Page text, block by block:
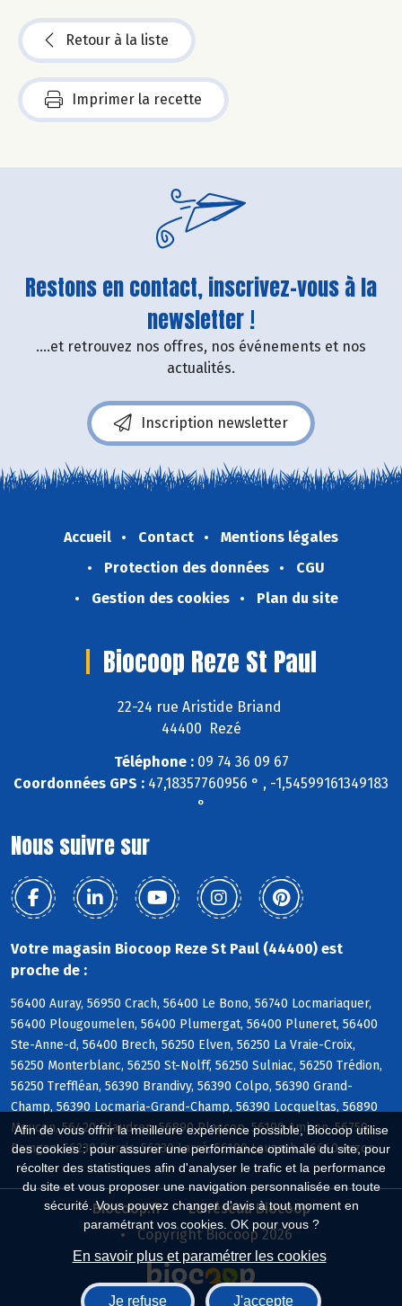
Afin de vous offrir la meilleure expérience possible, Biocoop utilise
des cookies : pour assurer une performance optimale du site, pour
récolter des statistiques afin d'analyser le trafic et la performance
du site et vous proposer une navigation personnalisée en toute
sécurité. Vous pouvez changer d'avis à tout moment en
paramétrant vos cookies. OK pour vous ?
En savoir plus et paramétrer les cookies
Je refuse J'accepte
Retour à la liste
Imprimer la recette
Restons en contact, inscrivez-vous à la
newsletter !
....et retrouvez nos offres, nos événements et nos
actualités.
Inscription newsletter
Accueil Contact
Mentions légales
Protection des données
CGU
Gestion des cookies
Plan du site
Biocoop Reze St Paul
22-24 rue Aristide Briand
44400 Rezé
Téléphone :09 74 36 09 67
Coordonnées GPS : 47,18357760956 ° , -1,54599161349183
°
Nous suivre sur
Votre magasin Biocoop Reze St Paul (44400) est
proche de :
56400 Auray, 56950 Crach, 56400 Le Bono, 56740 Locmariaquer,
56400 Plougoumelen, 56400 Plumergat, 56400 Pluneret, 56400
Ste-Anne-d, 56400 Brech, 56250 Elven, 56250 La Vraie-Croix,
56250 Monterblanc, 56250 St-Nolff, 56250 Sulniac, 56250 Trédion,
56250 Treffléan, 56390 Brandivy, 56390 Colpo, 56390 Grand-
Champ, 56390 Locmaria-Grand-Champ, 56390 Locqueltas, 56890
Meucon, 56420 Plaudren, 56890 Plescop, 56190 Ambon, 56750
Damgan, 56230 Berric, 56230 Larré, 56190 Lauzach, 56640 Arzon
Biocoop.fr
Le réseau Biocoop
Copyright Biocoop 2026